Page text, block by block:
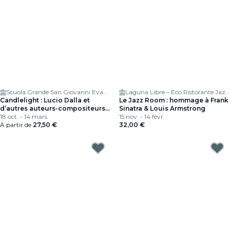
Scuola Grande San Giovanni Evangelista di Venezia
Candlelight : Lucio Dalla et
d’autres auteurs-compositeurs
italiens
18 oct. - 14 mars
À partir de 27,50 €
Laguna Libre – Eco Ristorante Jazz club & Cocktail Bar
Le Jazz Room : hommage à Frank
Sinatra & Louis Armstrong
15 nov. - 14 févr.
32,00 €